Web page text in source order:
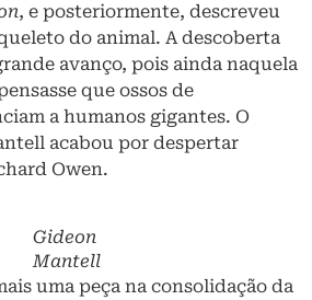
, e posteriormente, descreveu
do animal. A descoberta
avanço, pois ainda naquela
que ossos de
a humanos gigantes. O
acabou por despertar
Owen.
Gideon
Mantell
uma peça na consolidação da